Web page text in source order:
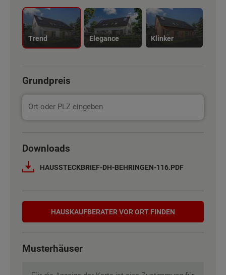
Basisinformation
Etagen 2
Energiestandard EH 55 GEG
Inklusivausstattung
Basisinformation
Etagen 2
Energiestandard EH 55 GEG
Inklusivausstattung
Trend Elegance Klinker
Grundpreis
Downloads
HAUSSTECKBRIEF-DH-BEHRINGEN-116.PDF
Hauskaufberater
HAUSKAUF­BERATER VOR ORT FINDEN
Musterhäuser